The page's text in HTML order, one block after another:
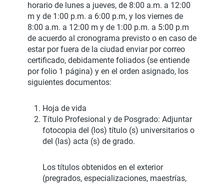
horario de lunes a jueves, de 8:00 a.m. a 12:00
m y de 1:00 p.m. a 6:00 p.m, y los viernes de
8:00 a.m. a 12:00 m y de 1:00 p.m. a 5:00 p.m
de acuerdo al cronograma previsto o en caso de
estar por fuera de la ciudad enviar por correo
certificado, debidamente foliados (se entiende
por folio 1 página) y en el orden asignado, los
siguientes documentos:
Hoja de vida
Título Profesional y de Posgrado: Adjuntar
fotocopia del (los) título (s) universitarios o
del (las) acta (s) de grado.
Los títulos obtenidos en el exterior
(pregrados, especializaciones, maestrías,